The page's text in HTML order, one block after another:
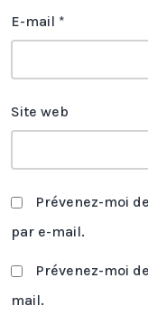
E-mail *
Site web
Prévenez-moi
par e-mail.
Prévenez-moi
mail.